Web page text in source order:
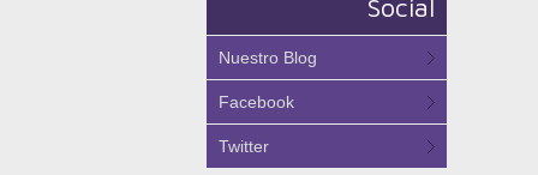
Social
Nuestro Blog
Facebook
Twitter